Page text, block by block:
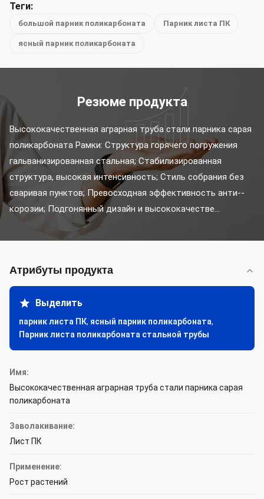
Теги:
большой парник поликарбоната Парник листа ПК
ясный парник поликарбоната
Резюме продукта
Высококачественная аграрная труба стали парника сарая
поликарбоната Рамки: Структура горячего погружения
гальванизированная стальная; Стабилизированная
структура, высокая интенсивность; Стиль собрания без
сваривая пунктов; Превосходная эффективность анти--
корозии; Подгонянный дизайн и высококачестве...
Атрибуты продукта
Выделить
парник листа ПК, ясный парник поликарбоната,
Парник листа поликарбоната стальной трубы
Имя:
Высококачественная аграрная труба стали парника сарая
поликарбоната
Заволакивание:
Лист ПК
Применение:
Рост растений